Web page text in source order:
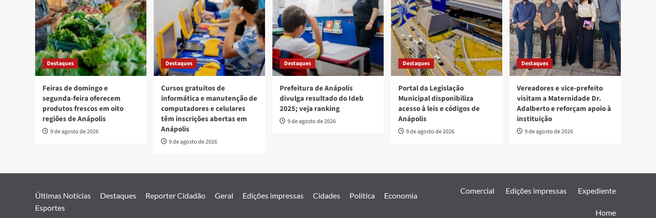
Destaques
Feiras de domingo e
segunda-feira oferecem
produtos frescos em oito
regiões de Anápolis
9 de agosto de 2026
Destaques
Cursos gratuitos de
informática e manutenção de
computadores e celulares
têm inscrições abertas em
Anápolis
9 de agosto de 2026
Destaques
Prefeitura de Anápolis
divulga resultado do Ideb
2025; veja ranking
9 de agosto de 2026
Destaques
Portal da Legislação
Municipal disponibiliza
acesso à leis e códigos de
Anápolis
9 de agosto de 2026
Destaques
Vereadores e vice-prefeito
visitam a Maternidade Dr.
Adalberto e reforçam apoio à
instituição
9 de agosto de 2026
Últimas Notícias Destaques Reporter Cidadão Geral Edições impressas Cidades Política
Economia
Esportes
Comercial Edições impressas Expediente
Home